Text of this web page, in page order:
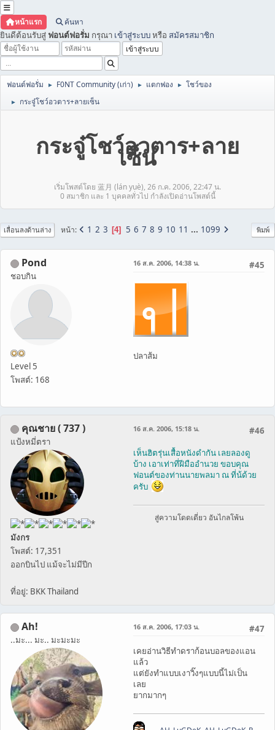
หน้าแรก ค้นหา
ยินดีต้อนรับสู่ ฟอนต์ฟอรั่ม กรุณา เข้าสู่ระบบหรือ สมัครสมาชิก
ฟอนต์ฟอรั่ม ► F0NT Community (เก่า) ► แตกฟอง ► โชว์ของ
► กระจู๋โชว์อวตาร+ลายเซ็น
กระจู๋โชว์อวตาร+ลาย
เซ็น
เริ่มโพสต์โดย 蓝月 (lán yuè), 26 ก.ค. 2006, 22:47 น.
0 สมาชิก และ 1 บุคคลทั่วไป กำลังเปิดอ่านโพสต์นี้
พิมพ์
เลื่อนลงด้านล่าง หน้า 1 2 3 4 5 6 7 8 9 10 11 ... 1099
Pond
ชอบกิน
Level 5
โพสต์: 168
#45
16 ส.ค. 2006, 14:38 น.
ปลาส้ม
คุณชาย ( 737 )
แป้งหมี่ตรา
มังกร
โพสต์: 17,351
ออกบินไป แม้จะไม่มีปีก
ที่อยู่: BKK Thailand
#46
16 ส.ค. 2006, 15:18 น.
เห็นฮิตรุ่นเสื้อหนังดำกัน เลยลองดู
บ้าง เอาเท่าที่ฝีมืออำนวย ขอบคุณ
ฟอนต์ของท่านนายพลมา ณ ที่น้ด้วย
ครับ
สู่ความโดดเดี่ยว อันไกลโพ้น
Ah!
..มะ... มะ.. มะมะมะ
#47
16 ส.ค. 2006, 17:03 น.
เคยอ่านวิธีทำดราก้อนบอลของแอน
แล้ว
แต่ยังทำแบบเงาวิ๊งๆแบบนี้ไม่เป็น
เลย
ยากมากๆ